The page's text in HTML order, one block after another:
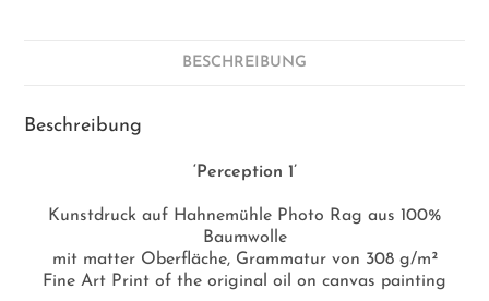
BESCHREIBUNG
Beschreibung
‘Perception 1’
Kunstdruck auf Hahnemühle Photo Rag aus 100%
Baumwolle
mit matter Oberfläche, Grammatur von 308 g/m²
Fine Art Print of the original oil on canvas painting